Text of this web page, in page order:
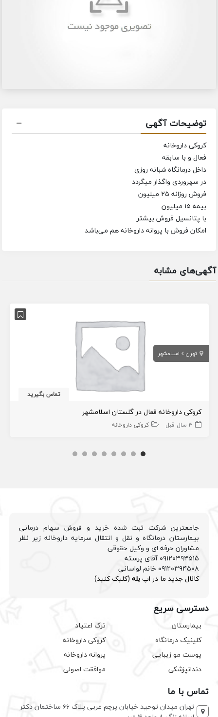
توضیحات آگهی
کروکی داروخانه
فعال و با سابقه
داخل درمانگاه شبانه روزی
در سهروردی واگذار میگردد
فروش روزانه ۲۵ میلیون
بیمه ۱۵ میلیون
با پتانسیل فروش بیشتر
امکان فروش با پروانه داروخانه هم می‌باشد
آگهی‌های مشابه
تهران اسلامشهر
تماس بگیرید
کروکی داروخانه فعال در گلستان اسلامشهر
3 سال قبل کروکی داروخانه
جامعترین شرکت ثبت شده خرید و فروش سهام درمانی
بیمارستان درمانگاه و نقل و انتقال سرمایه داروخانه زیر نظر
مشاوران حرفه ای و وکیل حقوقی
۰۹۱۲۰۳۹۴۵۱۵ آقای پرسته
۰۹۱۲۰۳۹۴۵۰۸ خانم لواسانی
کانال جدید ما در اپبله (کلیک کنید)
دسترسی سریع
بیمارستان
کلینیک درمانگاه
پوست مو زیبایی
دندانپزشکی
ترک اعتیاد
کروکی داروخانه
پروانه داروخانه
موافقت اصولی
تماس با ما
تهران میدان توحید خیابان پرچم غربی پلاک ۶۶ ساختمان دکتر